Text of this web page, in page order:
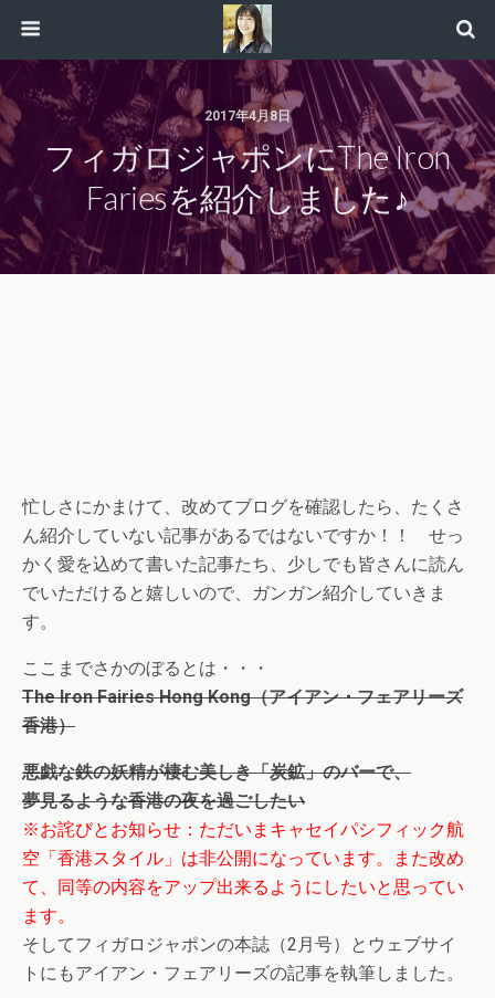
2017年4月8日
フィガロジャポンにThe Iron
Fariesを紹介しました♪
忙しさにかまけて、改めてブログを確認したら、たくさ
ん紹介していない記事があるではないですか！！ せっ
かく愛を込めて書いた記事たち、少しでも皆さんに読ん
でいただけると嬉しいので、ガンガン紹介していきま
す。
ここまでさかのぼるとは・・・
The Iron Fairies Hong Kong（アイアン・フェアリーズ
香港）
悪戯な鉄の妖精が棲む美しき「炭鉱」のバーで、
夢見るような香港の夜を過ごしたい
※お詫びとお知らせ：ただいまキャセイパシフィック航
空「香港スタイル」は非公開になっています。また改め
て、同等の内容をアップ出来るようにしたいと思ってい
ます。
そしてフィガロジャポンの本誌（2月号）とウェブサイ
トにもアイアン・フェアリーズの記事を執筆しました。